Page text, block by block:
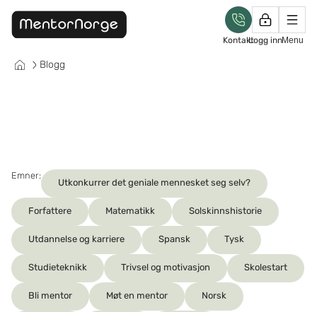
Logg innMenu
Kontakt
Blogg
Emner:
Utkonkurrer det geniale mennesket seg selv?
Forfattere Matematikk Solskinnshistorie
Utdannelse og karriere Spansk Tysk
Studieteknikk Trivsel og motivasjon Skolestart
Bli mentor Møt en mentor Norsk